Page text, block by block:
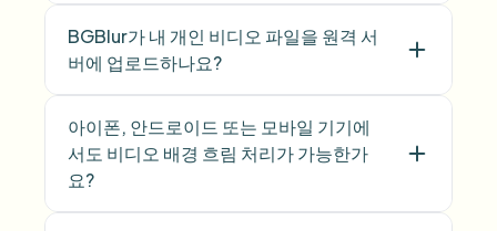
BGBlur가 내 개인 비디오 파일을 원격 서
버에 업로드하나요?
아이폰, 안드로이드 또는 모바일 기기에
서도 비디오 배경 흐림 처리가 가능한가
요?